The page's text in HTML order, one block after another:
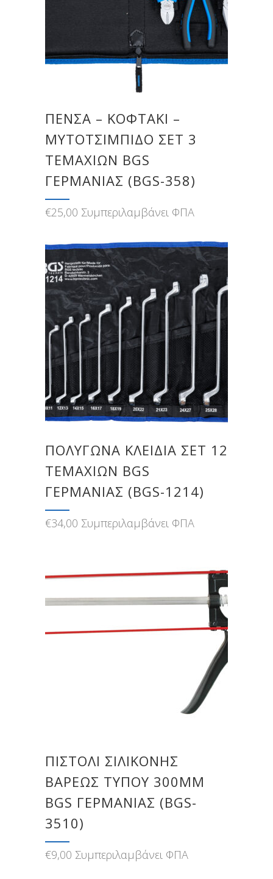
ΠΈΝΣΑ – ΚΟΦΤΆΚΙ –
ΜΥΤΟΤΣΊΜΠΙΔΟ ΣΕΤ 3
ΤΕΜΑΧΊΩΝ BGS
ΓΕΡΜΑΝΊΑΣ (BGS-358)
€25,00 Συμπεριλαμβάνει ΦΠΑ
ΠΟΛΎΓΩΝΑ ΚΛΕΙΔΙΆ ΣΕΤ 12
ΤΕΜΑΧΊΩΝ BGS
ΓΕΡΜΑΝΊΑΣ (BGS-1214)
€34,00 Συμπεριλαμβάνει ΦΠΑ
ΠΙΣΤΌΛΙ ΣΙΛΙΚΌΝΗΣ
ΒΑΡΈΩΣ ΤΎΠΟΥ 300MM
BGS ΓΕΡΜΑΝΊΑΣ (BGS-
3510)
€9,00 Συμπεριλαμβάνει ΦΠΑ